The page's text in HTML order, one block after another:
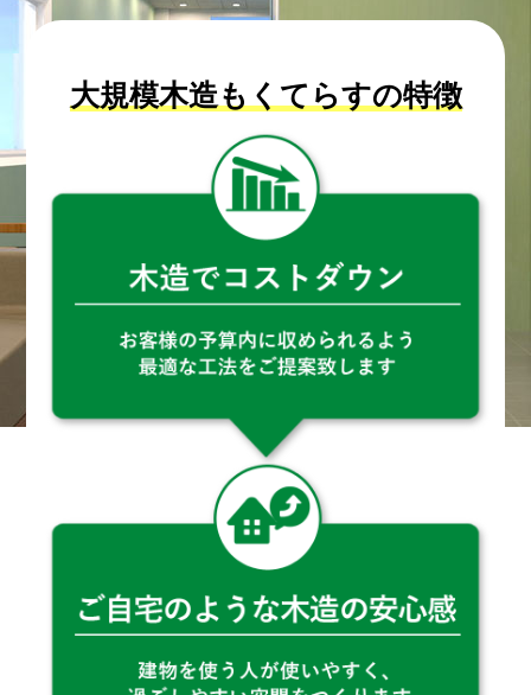
大規模木造もくてらすの特徴